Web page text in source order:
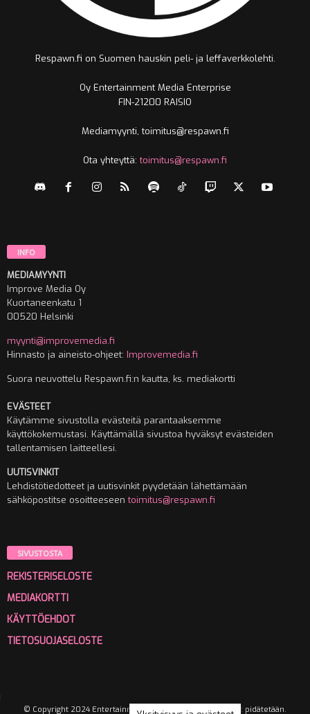
Respawn.fi on Suomen hauskin peli- ja leffaverkkolehti.
Oy Entertainment Media Enterprise
FIN-21200 RAISIO
Mediamyynti, toimitus@respawn.fi
Ota yhteyttä:toimitus@respawn.fi
INFO
MEDIAMYYNTI
Improve Media Oy
Kuortaneenkatu 1
00520 Helsinki
myynti@improvemedia.fi
Hinnasto ja aineisto-ohjeet: Improvemedia.fi
Suora neuvottelu Respawn.fi:n kautta, ks. mediakortti
EVÄSTEET
Käytämme sivustolla evästeitä parantaaksemme
käyttökokemustasi. Käyttämällä sivustoa hyväksyt evästeiden
tallentamisen laitteellesi.
UUTISVINKIT
Lehdistötiedotteet ja uutisvinkit pyydetään lähettämään
sähköpostitse osoitteeseentoimitus@respawn.fi
SIVUSTOSTA
REKISTERISELOSTE
MEDIAKORTTI
KÄYTTÖEHDOT
TIETOSUOJASELOSTE
© Copyright 2024 Entertainment Media Oy. Kaikki oikeudet pidätetään.